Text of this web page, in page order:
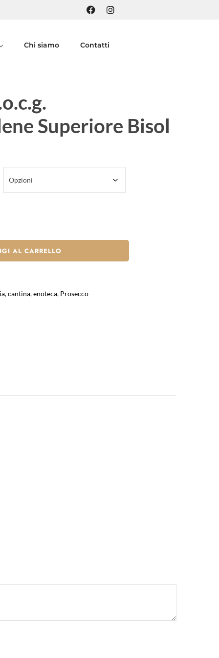
Chi siamo Contatti
Superiore Bisol
AL CARRELLO
,cantina,enoteca, Prosecco